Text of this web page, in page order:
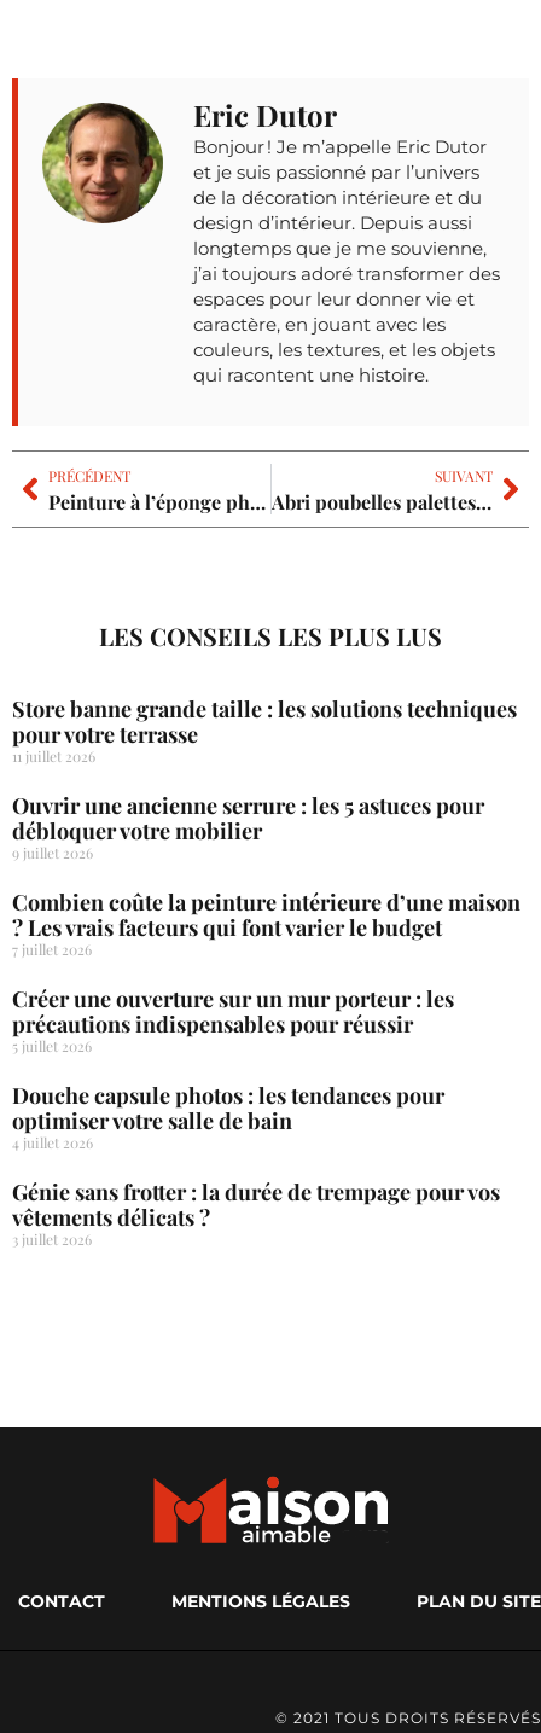
Eric Dutor
Bonjour ! Je m’appelle Eric Dutor
et je suis passionné par l’univers
de la décoration intérieure et du
design d’intérieur. Depuis aussi
longtemps que je me souvienne,
j’ai toujours adoré transformer des
espaces pour leur donner vie et
caractère, en jouant avec les
couleurs, les textures, et les objets
qui racontent une histoire.
PRÉCÉDENT
Peinture à l’éponge photos : le rendu idéal pour chaque pièce ?
SUIVANT
Abri poubelles palettes : le plan pas-à-pas pour un abri durable
LES CONSEILS LES PLUS LUS
Store banne grande taille : les solutions techniques
pour votre terrasse
11 juillet 2026
Ouvrir une ancienne serrure : les 5 astuces pour
débloquer votre mobilier
9 juillet 2026
Combien coûte la peinture intérieure d’une maison
? Les vrais facteurs qui font varier le budget
7 juillet 2026
Créer une ouverture sur un mur porteur : les
précautions indispensables pour réussir
5 juillet 2026
Douche capsule photos : les tendances pour
optimiser votre salle de bain
4 juillet 2026
Génie sans frotter : la durée de trempage pour vos
vêtements délicats ?
3 juillet 2026
CONTACT MENTIONS LÉGALES PLAN DU SITE
© 2021 TOUS DROITS RÉSERVÉS